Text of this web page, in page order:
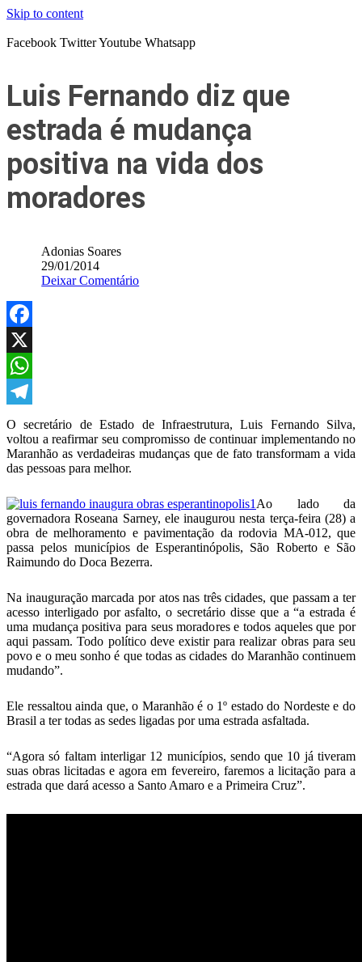
Skip to content
Facebook TwitterYoutube Whatsapp
Luis Fernando diz que
estrada é mudança
positiva na vida dos
moradores
Adonias Soares
29/01/2014
Deixar Comentário
Facebook
X
WhatsApp
Telegram
O secretário de Estado de Infraestrutura, Luis Fernando Silva,
voltou a reafirmar seu compromisso de continuar implementando no
Maranhão as verdadeiras mudanças que de fato transformam a vida
das pessoas para melhor.
Ao lado da
governadora Roseana Sarney, ele inaugurou nesta terça-feira (28) a
obra de melhoramento e pavimentação da rodovia MA-012, que
passa pelos municípios de Esperantinópolis, São Roberto e São
Raimundo do Doca Bezerra.
Na inauguração marcada por atos nas três cidades, que passam a ter
acesso interligado por asfalto, o secretário disse que a “a estrada é
uma mudança positiva para seus moradores e todos aqueles que por
aqui passam. Todo político deve existir para realizar obras para seu
povo e o meu sonho é que todas as cidades do Maranhão continuem
mudando”.
Ele ressaltou ainda que, o Maranhão é o 1º estado do Nordeste e do
Brasil a ter todas as sedes ligadas por uma estrada asfaltada.
“Agora só faltam interligar 12 municípios, sendo que 10 já tiveram
suas obras licitadas e agora em fevereiro, faremos a licitação para a
estrada que dará acesso a Santo Amaro e a Primeira Cruz”.